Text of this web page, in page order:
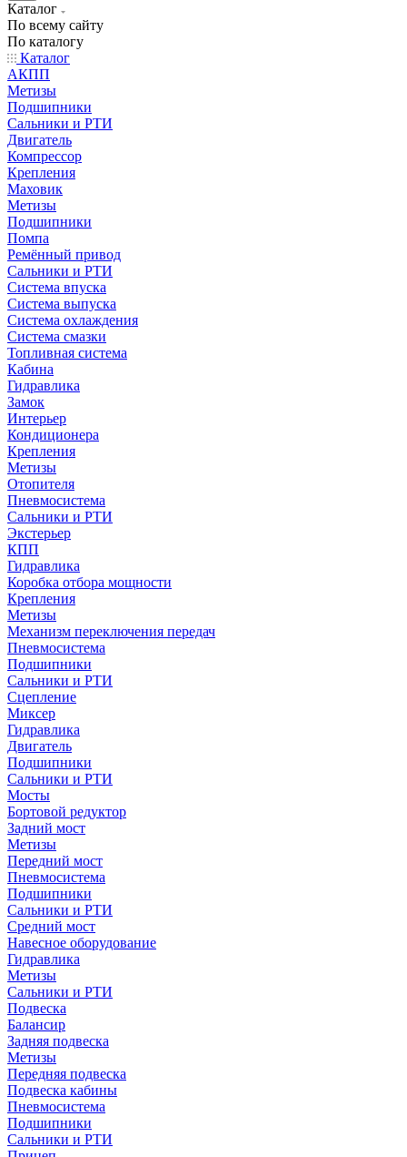
Каталог
По всему сайту
По каталогу
Каталог
АКПП
Метизы
Подшипники
Сальники и РТИ
Двигатель
Компрессор
Крепления
Маховик
Метизы
Подшипники
Помпа
Ремённый привод
Сальники и РТИ
Система впуска
Система выпуска
Система охлаждения
Система смазки
Топливная система
Кабина
Гидравлика
Замок
Интерьер
Кондиционера
Крепления
Метизы
Отопителя
Пневмосистема
Сальники и РТИ
Экстерьер
КПП
Гидравлика
Коробка отбора мощности
Крепления
Метизы
Механизм переключения передач
Пневмосистема
Подшипники
Сальники и РТИ
Сцепление
Миксер
Гидравлика
Двигатель
Подшипники
Сальники и РТИ
Мосты
Бортовой редуктор
Задний мост
Метизы
Передний мост
Пневмосистема
Подшипники
Сальники и РТИ
Средний мост
Навесное оборудование
Гидравлика
Метизы
Сальники и РТИ
Подвеска
Балансир
Задняя подвеска
Метизы
Передняя подвеска
Подвеска кабины
Пневмосистема
Подшипники
Сальники и РТИ